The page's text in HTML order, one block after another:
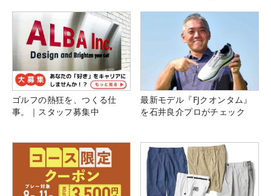
ゴルフの熱狂を、つくる仕
事。｜スタッフ募集中
最新モデル『FJクオンタム』
を石井良介プロがチェック